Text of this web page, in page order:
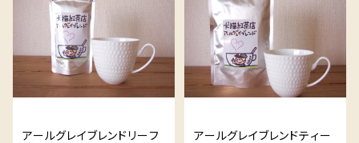
アールグレイブレンドリーフ
アールグレイブレンドティー